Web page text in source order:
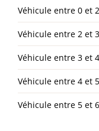
Véhicule entre 0 et
Véhicule entre 2 et
Véhicule entre 3 et
Véhicule entre 4 et
Véhicule entre 5 et